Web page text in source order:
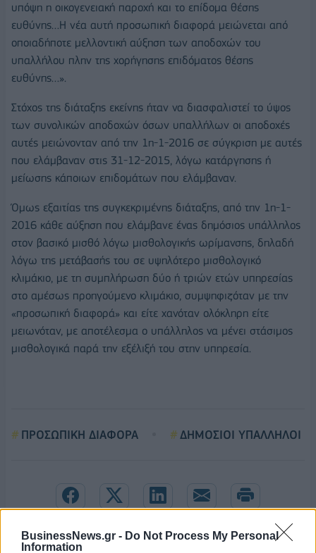
BusinessNews.gr - Do Not Process My Personal
Information
υπόψη η οικογενειακή παροχή και το επίδομα θέσης
ευθύνης…Η νέα αυτή προσωπική διαφορά μειώνεται από
οποιαδήποτε μελλοντική αύξηση των αποδοχών του
υπαλλήλου πλην της χορήγησης επιδόματος θέσης
ευθύνης…».
Στόχος της διάταξης εκείνης ήταν να διασφαλιστεί το ύψος
των συνολικών αποδοχών όσων υπαλλήλων οι αποδοχές
αυτές μειώνονταν από την 1η-1-2016 σε σύγκριση με αυτές
που ελάμβαναν στις 31-12-2015, λόγω κατάργησης ή
μείωσης κάποιων επιδομάτων που ελάμβαναν.
Όμως εξαιτίας της συγκεκριμένης διάταξης, από την 1η-1-
2016 κάθε αύξηση που ελάμβανε ένας δημόσιος υπάλληλος
στον βασικό μισθό λόγω μισθολογικής ωρίμανσης, δηλαδή
λόγω της μετάβασής του σε υψηλότερο μισθολογικό
κλιμάκιο, με τη συμπλήρωση δύο ή τριών ετών υπηρεσίας
στο αμέσως προηγούμενο κλιμάκιο, συμψηφιζόταν με την
«προσωπική διαφορά» και είτε χανόταν ολόκληρη είτε
μειωνόταν, με αποτέλεσμα ο υπάλληλος να μένει στάσιμος
μισθολογικά παρά την εξέλιξή του στην υπηρεσία.
ΠΡΟΣΩΠΙΚΗ ΔΙΑΦΟΡΑ ΔΗΜΟΣΙΟΙ ΥΠΑΛΛΗΛΟΙ